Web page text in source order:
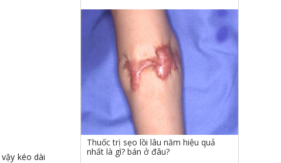
kéo dài
Thuốc trị sẹo lồi lâu năm hiệu quả
nhất là gì? bán ở đâu?